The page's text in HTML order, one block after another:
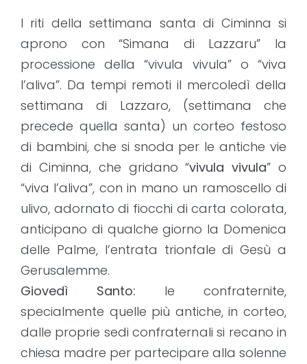
I riti della settimana santa di Ciminna si
aprono con “Simana di Lazzaru” la
processione della “vivula vivula” o “viva
l’aliva”. Da tempi remoti il mercoledì della
settimana di Lazzaro, (settimana che
precede quella santa) un corteo festoso
di bambini, che si snoda per le antiche vie
di Ciminna, che gridano “vivula vivula” o
“viva l’aliva”, con in mano un ramoscello di
ulivo, adornato di fiocchi di carta colorata,
anticipano di qualche giorno la Domenica
delle Palme, l’entrata trionfale di Gesù a
Gerusalemme.
Giovedì Santo: le confraternite,
specialmente quelle più antiche, in corteo,
dalle proprie sedi confraternali si recano in
chiesa madre per partecipare alla solenne